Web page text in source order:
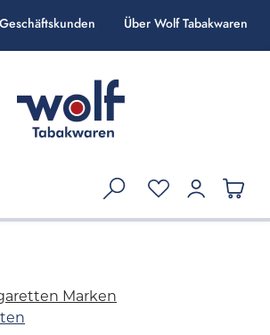
Geschäftskunden Über Wolf Tabakwaren
Marken